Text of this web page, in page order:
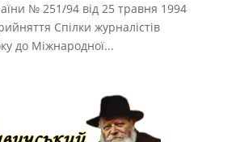
№ 251/94 від 25 травня 1994
Спілки журналістів
до Міжнародної...